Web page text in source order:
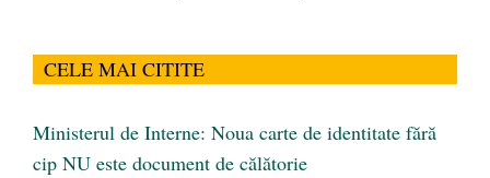
CELE MAI CITITE
Ministerul de Interne: Noua carte de identitate fără
cip NU este document de călătorie